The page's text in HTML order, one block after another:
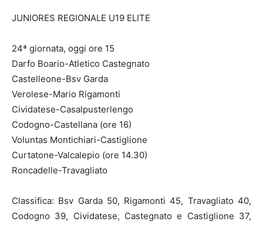
JUNIORES REGIONALE U19 ELITE
24ª giornata, oggi ore 15
Darfo Boario-Atletico Castegnato
Castelleone-Bsv Garda
Verolese-Mario Rigamonti
Cividatese-Casalpusterlengo
Codogno-Castellana (ore 16)
Voluntas Montichiari-Castiglione
Curtatone-Valcalepio (ore 14.30)
Roncadelle-Travagliato
Classifica: Bsv Garda 50, Rigamonti 45, Travagliato 40,
Codogno 39, Cividatese, Castegnato e Castiglione 37,